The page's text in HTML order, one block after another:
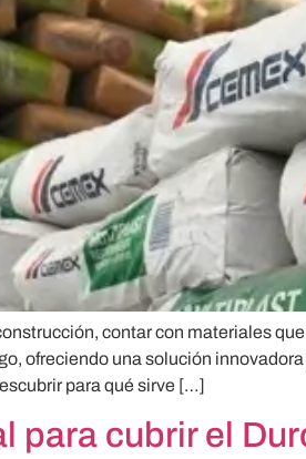
contar con materiales
ofreciendo una solución
para qué sirve […]
para cubrir el